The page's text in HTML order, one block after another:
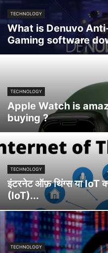
TECHNOLOGY
What is Denuvo
Gaming software
TECHNOLOGY
Apple Watch is
buying ?
TECHNOLOGY
इंटरनेट ऑफ़ थिंग्स या
(IoT)...
TECHNOLOGY